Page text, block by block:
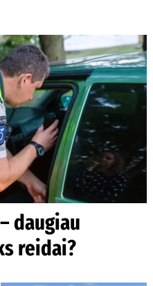
daugiau
reidai?